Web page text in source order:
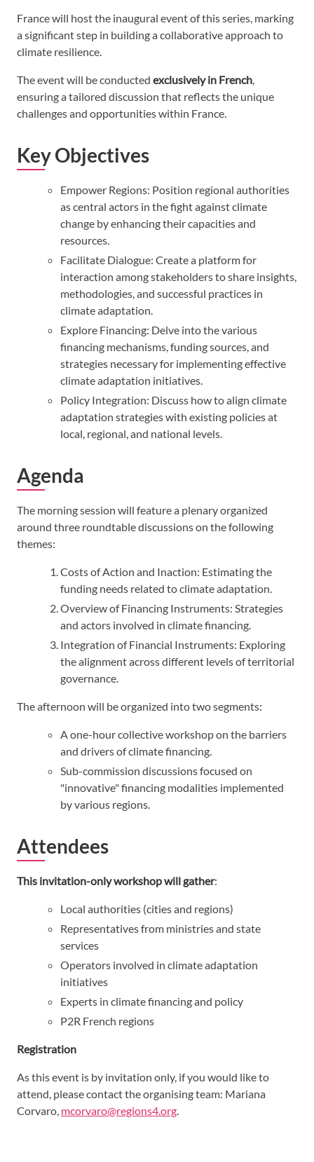
France will host the inaugural event of this series, marking
a significant step in building a collaborative approach to
climate resilience.
The event will be conducted exclusively in French,
ensuring a tailored discussion that reflects the unique
challenges and opportunities within France.
Key Objectives
Empower Regions: Position regional authorities
as central actors in the fight against climate
change by enhancing their capacities and
resources.
Facilitate Dialogue: Create a platform for
interaction among stakeholders to share insights,
methodologies, and successful practices in
climate adaptation.
Explore Financing: Delve into the various
financing mechanisms, funding sources, and
strategies necessary for implementing effective
climate adaptation initiatives.
Policy Integration: Discuss how to align climate
adaptation strategies with existing policies at
local, regional, and national levels.
Agenda
The morning session will feature a plenary organized
around three roundtable discussions on the following
themes:
Costs of Action and Inaction: Estimating the
funding needs related to climate adaptation.
Overview of Financing Instruments: Strategies
and actors involved in climate financing.
Integration of Financial Instruments: Exploring
the alignment across different levels of territorial
governance.
The afternoon will be organized into two segments:
A one-hour collective workshop on the barriers
and drivers of climate financing.
Sub-commission discussions focused on
"innovative" financing modalities implemented
by various regions.
Attendees
This invitation-only workshop will gather:
Local authorities (cities and regions)
Representatives from ministries and state
services
Operators involved in climate adaptation
initiatives
Experts in climate financing and policy
P2R French regions
Registration
As this event is by invitation only, if you would like to
attend, please contact the organising team: Mariana
Corvaro, mcorvaro@regions4.org.